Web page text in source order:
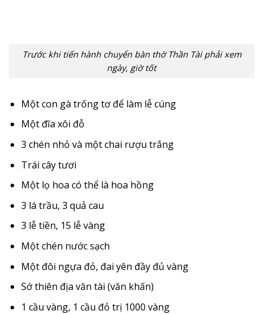
Trước khi tiến hành chuyển bàn thờ Thần Tài phải xem
ngày, giờ tốt
Một con gà trống tơ để làm lễ cúng
Một đĩa xôi đỗ
3 chén nhỏ và một chai rượu trắng
Trái cây tươi
Một lọ hoa có thể là hoa hồng
3 lá trầu, 3 quả cau
3 lễ tiền, 15 lễ vàng
Một chén nước sạch
Một đôi ngựa đỏ, đai yên đầy đủ vàng
Sớ thiên địa văn tài (văn khấn)
1 cầu vàng, 1 cầu đỏ trị 1000 vàng